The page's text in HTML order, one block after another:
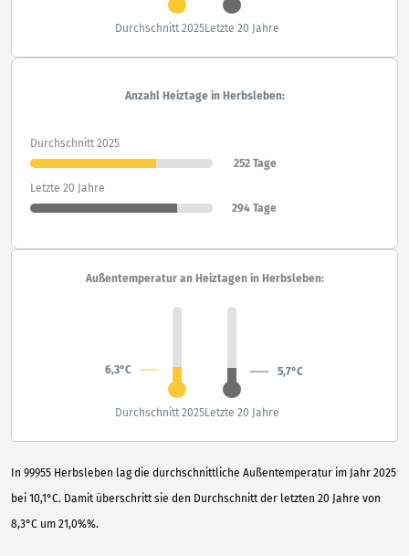
In 99955 Herbsleben lag die durchschnittliche Außentemperatur im Jahr 2025
bei 10,1°C. Damit überschritt sie den Durchschnitt der letzten 20 Jahre von
8,3°C um 21,0%%.
Durchschnitt 2025Letzte 20 Jahre
Anzahl Heiztage in Herbsleben:
Durchschnitt 2025
252 Tage
Letzte 20 Jahre
294 Tage
Außentemperatur an Heiztagen in Herbsleben:
6,3°C 5,7°C
Durchschnitt 2025Letzte 20 Jahre